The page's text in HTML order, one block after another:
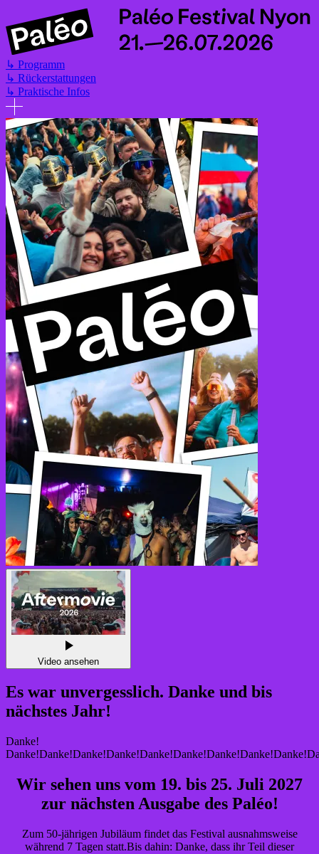
zum
Inhalt
↳ Programm
↳ Rückerstattungen
↳ Praktische Infos
Video ansehen
Es war unvergesslich. Danke und bis
nächstes Jahr!
Danke!
Danke!Danke!Danke!Danke!Danke!Danke!Danke!Danke!Danke!
Wir sehen uns vom 19. bis 25. Juli 2027
zur nächsten Ausgabe des Paléo!
Zum 50-jährigen Jubiläum findet das Festival ausnahmsweise
während 7 Tagen statt.Bis dahin: Danke, dass ihr Teil dieser